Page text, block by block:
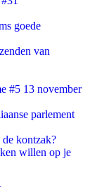
goede
van
#5 13 november
parlement
kontzak?
willen op je